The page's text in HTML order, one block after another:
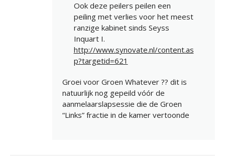
Ook deze peilers peilen een
peiling met verlies voor het meest
ranzige kabinet sinds Seyss
Inquart I.
http://www.synovate.nl/content.as
p?targetid=621
Groei voor Groen Whatever ?? dit is
natuurlijk nog gepeild vóór de
aanmelaarslapsessie die de Groen
“Links” fractie in de kamer vertoonde